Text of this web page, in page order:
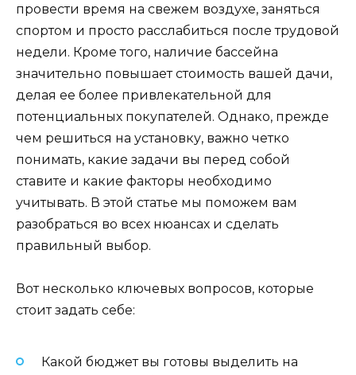
провести время на свежем воздухе, заняться
спортом и просто расслабиться после трудовой
недели. Кроме того, наличие бассейна
значительно повышает стоимость вашей дачи,
делая ее более привлекательной для
потенциальных покупателей. Однако, прежде
чем решиться на установку, важно четко
понимать, какие задачи вы перед собой
ставите и какие факторы необходимо
учитывать. В этой статье мы поможем вам
разобраться во всех нюансах и сделать
правильный выбор.
Вот несколько ключевых вопросов, которые
стоит задать себе:
Какой бюджет вы готовы выделить на